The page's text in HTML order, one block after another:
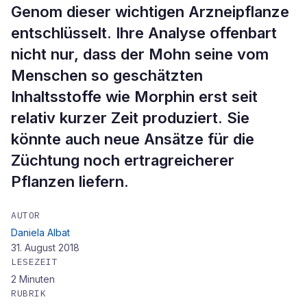
Genom dieser wichtigen Arzneipflanze
entschlüsselt. Ihre Analyse offenbart
nicht nur, dass der Mohn seine vom
Menschen so geschätzten
Inhaltsstoffe wie Morphin erst seit
relativ kurzer Zeit produziert. Sie
könnte auch neue Ansätze für die
Züchtung noch ertragreicherer
Pflanzen liefern.
AUTOR
Daniela Albat
31. August 2018
LESEZEIT
2 Minuten
RUBRIK